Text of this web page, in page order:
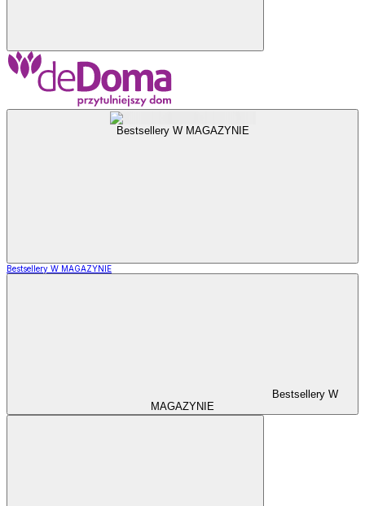
Bestsellery W MAGAZYNIE
Bestsellery W MAGAZYNIE
Bestsellery W
MAGAZYNIE